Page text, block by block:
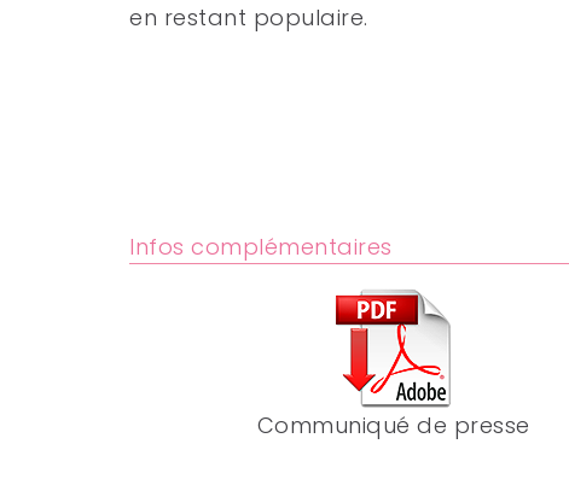
en restant populaire.
Infos complémentaires
Communiqué de presse